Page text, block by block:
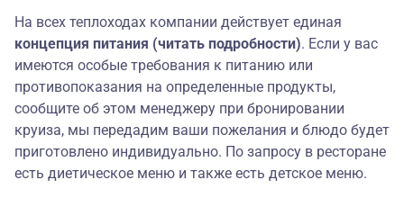
На всех теплоходах компании действует единая
концепция питания (читать подробности). Если у вас
имеются особые требования к питанию или
противопоказания на определенные продукты,
сообщите об этом менеджеру при бронировании
круиза, мы передадим ваши пожелания и блюдо будет
приготовлено индивидуально. По запросу в ресторане
есть диетическое меню и также есть детское меню.